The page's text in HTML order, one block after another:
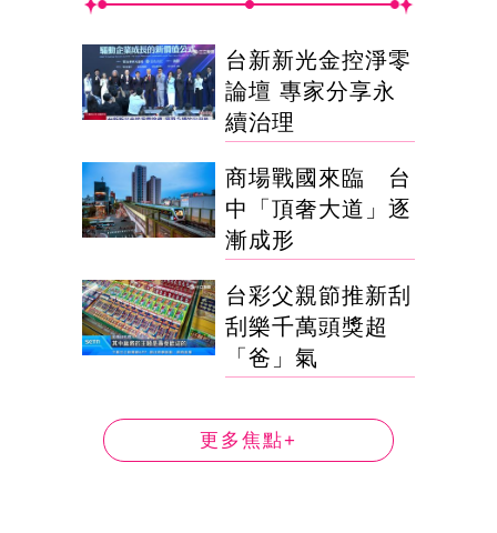
台新新光金控淨零
論壇 專家分享永
續治理
商場戰國來臨 台
中「頂奢大道」逐
漸成形
台彩父親節推新刮
刮樂千萬頭獎超
「爸」氣
更多焦點+